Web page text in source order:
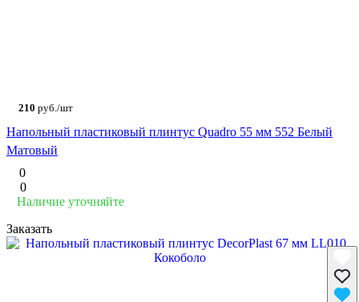
210 руб./шт
Напольный пластиковый плинтус Quadro 55 мм 552 Белый
Матовый
0
0
Наличие уточняйте
Заказать